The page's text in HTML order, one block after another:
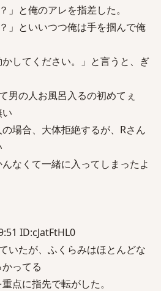
」と俺のアレを指差した。
」といいつつ俺は手を掴んで俺
してください。」と言うと、ぎ
男の人お風呂入るの初めてぇ
場合、大体拒絶するが、Rさん
なくて一緒に入ってしまったよ
ID:cJatFtHL0
いたが、ふくらみはほとんどな
ってる
点に指先で転がした。